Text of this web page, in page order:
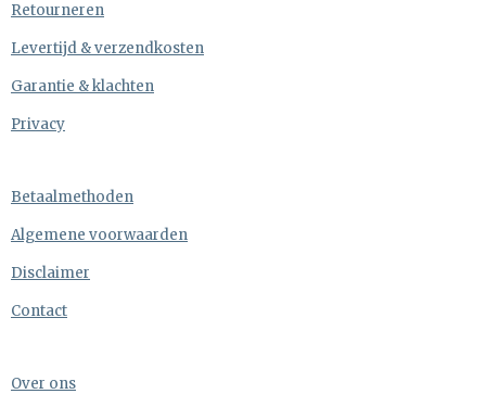
Retourneren
Levertijd & verzendkosten
Garantie & klachten
Privacy
Betaalmethoden
Algemene voorwaarden
Disclaimer
Contact
Over ons